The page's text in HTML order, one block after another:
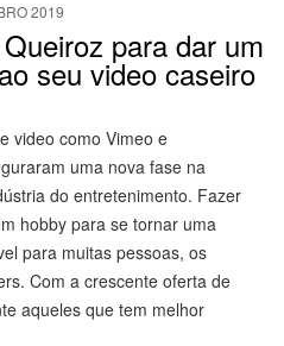
2019
para dar um
seu video caseiro
video como Vimeo e
uma nova fase na
do entretenimento. Fazer
hobby para se tornar uma
para muitas pessoas, os
Com a crescente oferta de
aqueles que tem melhor